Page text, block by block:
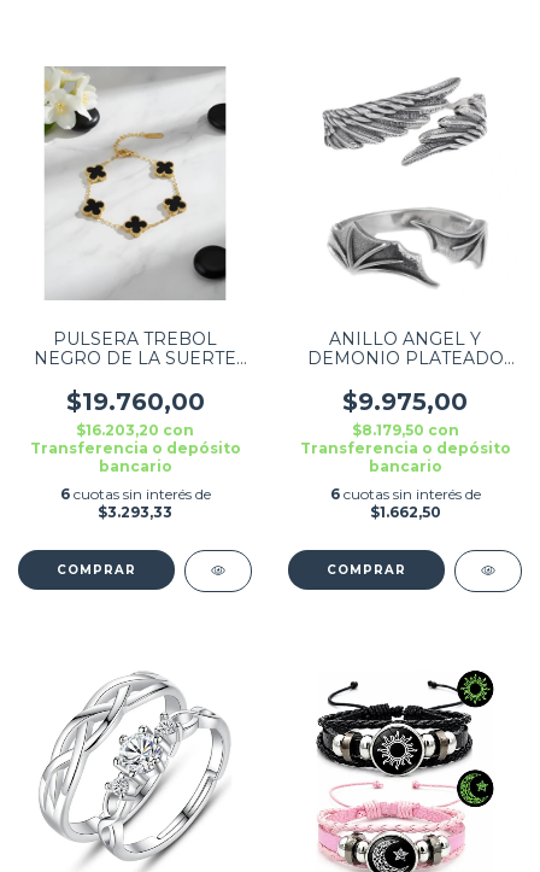
PULSERA TREBOL
NEGRO DE LA SUERTE
$19.760,00
$16.203,20 con
Transferencia o depósito
bancario
6 cuotas sin interés de
$3.293,33
ANILLO ANGEL Y
DEMONIO PLATEADO
$9.975,00
$8.179,50 con
Transferencia o depósito
bancario
6 cuotas sin interés de
$1.662,50